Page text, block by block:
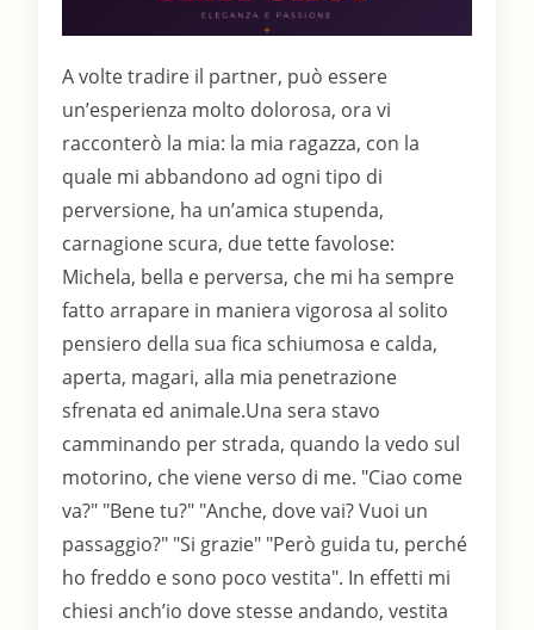
A volte tradire il partner, può essere
un’esperienza molto dolorosa, ora vi
racconterò la mia: la mia ragazza, con la
quale mi abbandono ad ogni tipo di
perversione, ha un’amica stupenda,
carnagione scura, due tette favolose:
Michela, bella e perversa, che mi ha sempre
fatto arrapare in maniera vigorosa al solito
pensiero della sua fica schiumosa e calda,
aperta, magari, alla mia penetrazione
sfrenata ed animale.Una sera stavo
camminando per strada, quando la vedo sul
motorino, che viene verso di me. "Ciao come
va?" "Bene tu?" "Anche, dove vai? Vuoi un
passaggio?" "Si grazie" "Però guida tu, perché
ho freddo e sono poco vestita". In effetti mi
chiesi anch’io dove stesse andando, vestita